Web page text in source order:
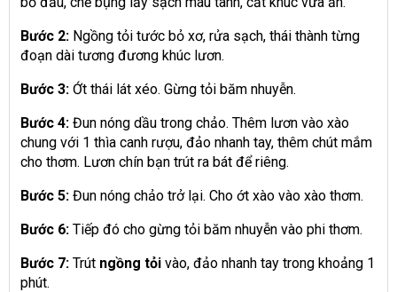
Bước 2: Ngồng tỏi tước bỏ xơ, rửa sạch, thái thành từng
đoạn dài tương đương khúc lươn.
Bước 3: Ớt thái lát xéo. Gừng tỏi băm nhuyễn.
Bước 4: Đun nóng dầu trong chảo. Thêm lươn vào xào
chung với 1 thìa canh rượu, đảo nhanh tay, thêm chút mắm
cho thơm. Lươn chín bạn trút ra bát để riêng.
Bước 5: Đun nóng chảo trở lại. Cho ớt xào vào xào thơm.
Bước 6: Tiếp đó cho gừng tỏi băm nhuyễn vào phi thơm.
Bước 7: Trút ngồng tỏi vào, đảo nhanh tay trong khoảng 1
phút.